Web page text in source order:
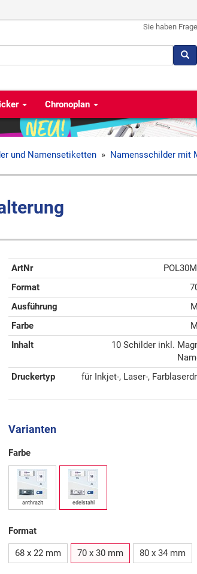
Sie haben
Chronoplan
und Namensetiketten » Namensschilder mit
ArtNr
Format
Ausführung
Farbe
Inhalt
10 Schilder inkl.
Druckertyp
für Inkjet-, Laser-,
Varianten
Farbe
anthrazit edelstahl
Format
68 x 22 mm 70 x 30 mm 80 x 34 mm